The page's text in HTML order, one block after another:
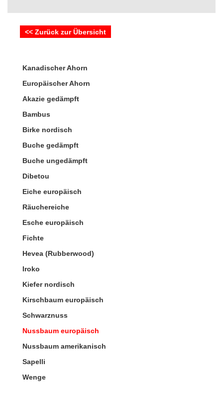
<< Zurück zur Übersicht
Kanadischer Ahorn
Europäischer Ahorn
Akazie gedämpft
Bambus
Birke nordisch
Buche gedämpft
Buche ungedämpft
Dibetou
Eiche europäisch
Räuchereiche
Esche europäisch
Fichte
Hevea (Rubberwood)
Iroko
Kiefer nordisch
Kirschbaum europäisch
Schwarznuss
Nussbaum europäisch
Nussbaum amerikanisch
Sapelli
Wenge